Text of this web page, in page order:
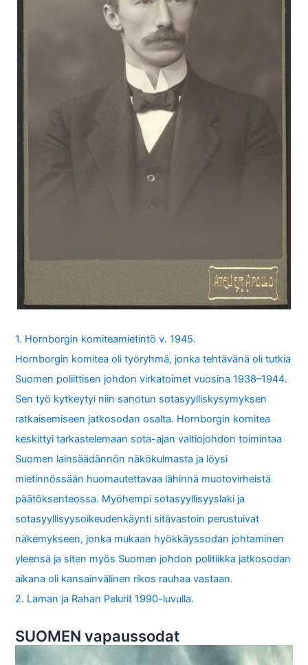
1. Hornborgin komiteamietintö v. 1945.
Hornborgin komitea oli työryhmä, jonka tehtävänä oli tutkia
Suomen poliittisen johdon virkatoimet vuosina 1938–1944.
Sen työ kytkeytyi niin sanotun sotasyylliskysymyksen
ratkaisemiseen jatkosodan osalta. Hornborgin komitea
keskittyi tarkastelemaan sota-ajan valtiojohdon toimintaa
Suomen lainsäädännön näkökulmasta ja löysi
mietinnössään huomautettavaa lähinnä muotovirheistä
päätöksenteossa. Myöhempi sotasyyllisyyslaki ja
sotasyyllisyysoikeudenkäynti sitävastoin perustuivat
näkemykseen, jonka mukaan hyökkäyssodan johtaminen
yleensä ja siten myös Suomen johdon politiikka jatkosodan
aikana oli kansainvälinen rikos rauhaa vastaan.
2. Laman ja Rahan Pelurit 1990-luvulla.
SUOMEN vapaussodat